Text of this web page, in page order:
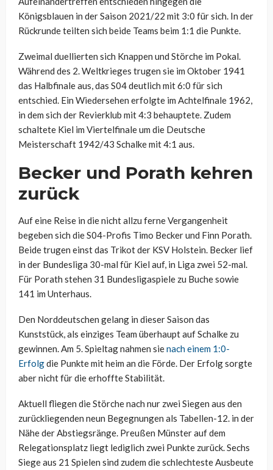
Königsblauen in der Saison 2021/22 mit 3:0 für sich. In der
Rückrunde teilten sich beide Teams beim 1:1 die Punkte.
Zweimal duellierten sich Knappen und Störche im Pokal.
Während des 2. Weltkrieges trugen sie im Oktober 1941
das Halbfinale aus, das S04 deutlich mit 6:0 für sich
entschied. Ein Wiedersehen erfolgte im Achtelfinale 1962,
in dem sich der Revierklub mit 4:3 behauptete. Zudem
schaltete Kiel im Viertelfinale um die Deutsche
Meisterschaft 1942/43 Schalke mit 4:1 aus.
Becker und Porath kehren
zurück
Auf eine Reise in die nicht allzu ferne Vergangenheit
begeben sich die S04-Profis Timo Becker und Finn Porath.
Beide trugen einst das Trikot der KSV Holstein. Becker lief
in der Bundesliga 30-mal für Kiel auf, in Liga zwei 52-mal.
Für Porath stehen 31 Bundesligaspiele zu Buche sowie
141 im Unterhaus.
Den Norddeutschen gelang in dieser Saison das
Kunststück, als einziges Team überhaupt auf Schalke zu
gewinnen. Am 5. Spieltag nahmen sienach einem 1:0-
Erfolgdie Punkte mit heim an die Förde. Der Erfolg sorgte
aber nicht für die erhoffte Stabilität.
Aktuell fliegen die Störche nach nur zwei Siegen aus den
zurückliegenden neun Begegnungen als Tabellen-12. in der
Nähe der Abstiegsränge. Preußen Münster auf dem
Relegationsplatz liegt lediglich zwei Punkte zurück. Sechs
Siege aus 21 Spielen sind zudem die schlechteste Ausbeute